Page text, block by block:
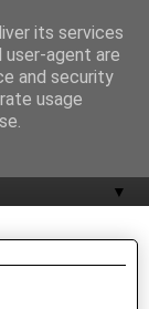
▼
its services
user-agent are
and security
usage